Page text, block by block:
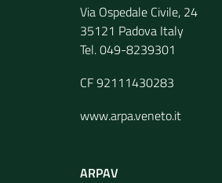
Via Ospedale Civile, 24
35121 Padova Italy
Tel. 049-8239301
CF 92111430283
www.arpa.veneto.it
ARPAV